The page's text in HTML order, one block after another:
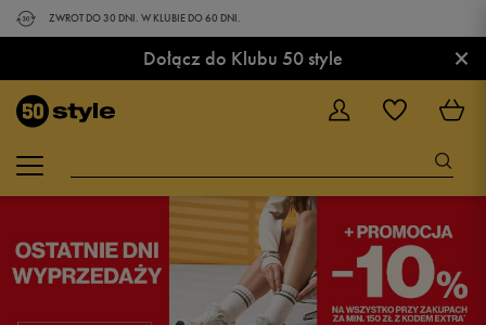
ZWROT DO 30 DNI. W KLUBIE DO 60 DNI.
Dołącz do Klubu 50 style ×